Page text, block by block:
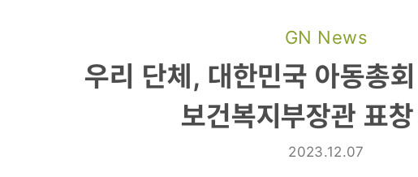
GN News
우리 단체, 대한민국 아동총
보건복지부장관 표
2023.12.07